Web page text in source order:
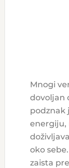
Mnogi
dovoljan
podznak
energiju,
oko
zaista